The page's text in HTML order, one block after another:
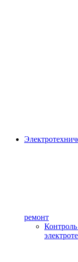
ремонт
Контроль